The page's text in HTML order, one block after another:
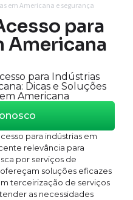
em Americana e segurança
para
Americana
para Indústrias
Dicas e Soluções
Americana
para indústrias em
relevância para
por serviços de
soluções eficazes
terceirização de serviços
as necessidades